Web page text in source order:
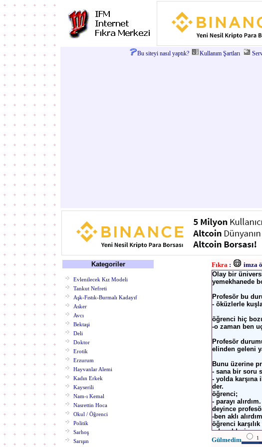
Bu siteyi nasıl yaptık? Kullanım Şartları
Kategoriler
Evlenilecek Kız Modeli
Tankut Nefreti
Aşk-Fıstık-Burmalı Kadayıf
Asker
Avcı
Bektaşi
Deli
Doktor
Erotik
Erzurum
Hayvanlar Alemi
Kadın Erkek
Kayserili
Nam-ı Kemal
Nasrettin Hoca
Okul / Öğrenci
Politik
Sarhoş
Sarışın
Fıkra : imza
Olay bir
yemekhanede
Profesör bu
- öküzlerle
öğrenci hiç
-o zaman ben
Profesör
elinden geleni
Bunu üzerine
- sana bir soru
- yolda karşına
der.
öğrenci;
- parayı alırdım.
deyince
-ben aklı
öğrenci
- dogaldır
Gülmedim 1